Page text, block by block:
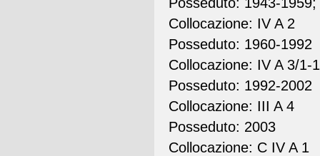
Collocazione: IV A 2
Posseduto: 1960-1992
Collocazione: IV A 3/1-
Posseduto: 1992-2002
Collocazione: III A 4
Posseduto: 2003
Collocazione: C IV A 1